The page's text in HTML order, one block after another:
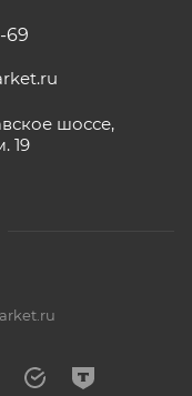
69
шоссе,
19